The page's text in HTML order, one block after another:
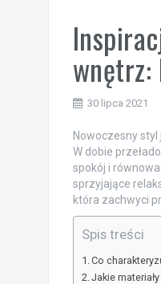
30 lipca 2021
Nowoczesny
W dobie
spokój i
sprzyjające
która zachwyci
Spis treści
Co
Jakie